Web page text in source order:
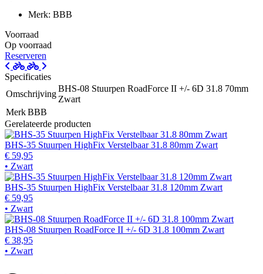
Merk: BBB
Voorraad
Op voorraad
Reserveren
Specificaties
Omschrijving
BHS-08 Stuurpen RoadForce II +/- 6D 31.8 70mm
Zwart
MerkBBB
Gerelateerde producten
BHS-35 Stuurpen HighFix Verstelbaar 31.8 80mm Zwart
€ 59,95
• Zwart
BHS-35 Stuurpen HighFix Verstelbaar 31.8 120mm Zwart
€ 59,95
• Zwart
BHS-08 Stuurpen RoadForce II +/- 6D 31.8 100mm Zwart
€ 38,95
• Zwart